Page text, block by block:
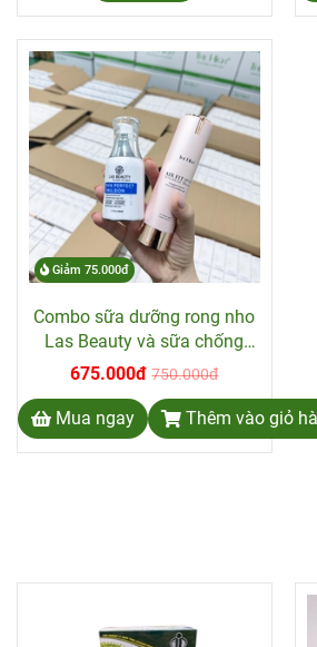
Giảm 75.000đ
Combo sữa dưỡng rong nho
Las Beauty và sữa chống
nắng The High chính hãng.
675.000đ 750.000đ
Mua ngay Thêm vào giỏ